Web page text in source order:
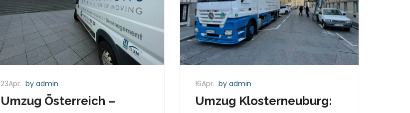
23Apr. by admin
Umzug Österreich –
16Apr. by admin
Umzug Klosterneuburg: